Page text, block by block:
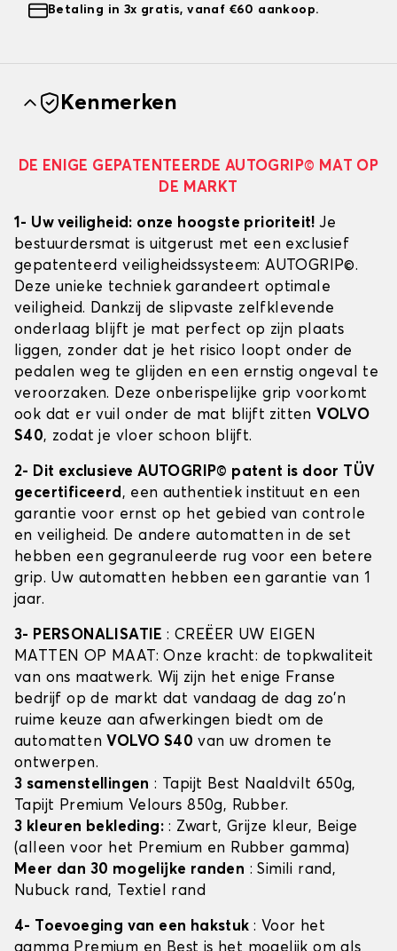
Betaling in 3x gratis, vanaf €60 aankoop.
Kenmerken
DE ENIGE GEPATENTEERDE AUTOGRIP© MAT OP
DE MARKT
1- Uw veiligheid: onze hoogste prioriteit!Je
bestuurdersmat is uitgerust met een exclusief
gepatenteerd veiligheidssysteem: AUTOGRIP©.
Deze unieke techniek garandeert optimale
veiligheid. Dankzij de slipvaste zelfklevende
onderlaag blijft je mat perfect op zijn plaats
liggen, zonder dat je het risico loopt onder de
pedalen weg te glijden en een ernstig ongeval te
veroorzaken. Deze onberispelijke grip voorkomt
ook dat er vuil onder de mat blijft zitten VOLVO
S40, zodat je vloer schoon blijft.
2- Dit exclusieve AUTOGRIP© patent is door TÜV
gecertificeerd, een authentiek instituut en een
garantie voor ernst op het gebied van controle
en veiligheid. De andere automatten in de set
hebben een gegranuleerde rug voor een betere
grip. Uw automatten hebben een garantie van 1
jaar.
3- PERSONALISATIE: CREËER UW EIGEN
MATTEN OP MAAT: Onze kracht: de topkwaliteit
van ons maatwerk. Wij zijn het enige Franse
bedrijf op de markt dat vandaag de dag zo'n
ruime keuze aan afwerkingen biedt om de
automatten VOLVO S40 van uw dromen te
ontwerpen.
3 samenstellingen : Tapijt Best Naaldvilt 650g,
Tapijt Premium Velours 850g, Rubber.
3 kleuren bekleding: : Zwart, Grijze kleur, Beige
(alleen voor het Premium en Rubber gamma)
Meer dan 30 mogelijke randen : Simili rand,
Nubuck rand, Textiel rand
4- Toevoeging van een hakstuk : Voor het